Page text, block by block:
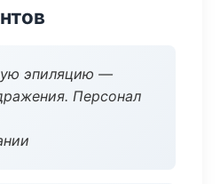
эпиляцию —
Персонал